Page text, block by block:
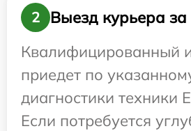
2
Выезд курьера за
Квалифицированный
приедет по
диагностики техники
Если потребуется